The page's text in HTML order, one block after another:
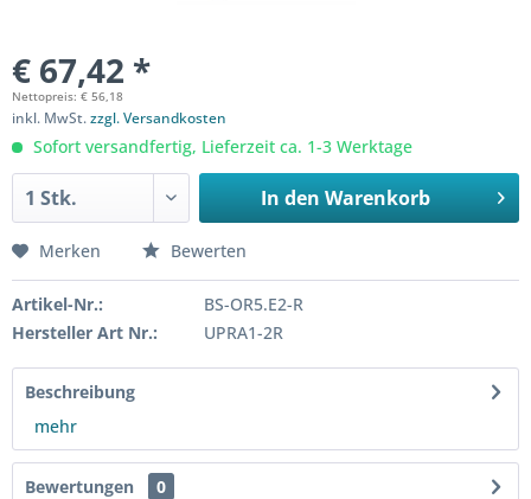
€ 67,42 *
Nettopreis: € 56,18
inkl. MwSt.zzgl. Versandkosten
Sofort versandfertig, Lieferzeit ca. 1-3 Werktage
In den Warenkorb
Merken Bewerten
Artikel-Nr.:
BS-OR5.E2-R
Hersteller Art Nr.:
UPRA1-2R
Beschreibung
mehr
Bewertungen
0